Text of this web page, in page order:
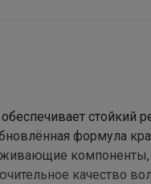
стойкий
формула
качество